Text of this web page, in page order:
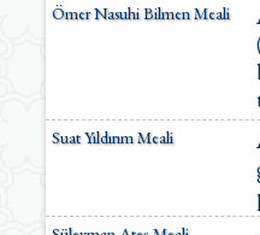
Ömer Nasuhi Bilmen Meali
Suat Yıldırım Meali